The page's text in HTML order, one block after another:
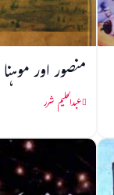
منصور اور موہنا
عبدالحلیم شرر